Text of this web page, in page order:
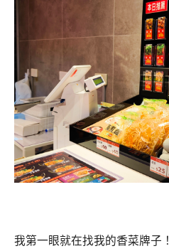
我第一眼就在找我的香菜牌子！